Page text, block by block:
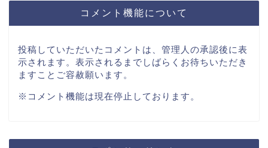
コメント機能について
投稿していただいたコメントは、管理人の承認後に表
示されます。表示されるまでしばらくお待ちいただき
ますことご容赦願います。
※コメント機能は現在停止しております。